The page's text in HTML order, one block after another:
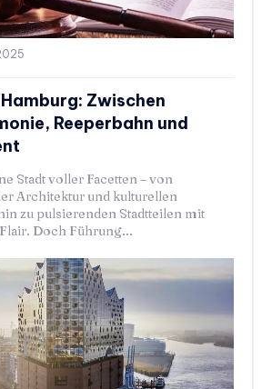
Zwischen
Reeperbahn und
Stadt voller Facetten – von
Architektur und kulturellen
zu pulsierenden Stadtteilen mit
Doch Führung...